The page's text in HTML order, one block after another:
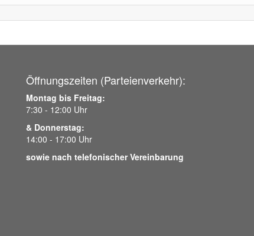
Öffnungszeiten (Parteienverkehr):
Montag bis Freitag:
7:30 - 12:00 Uhr
& Donnerstag:
14:00 - 17:00 Uhr
sowie nach telefonischer Vereinbarung